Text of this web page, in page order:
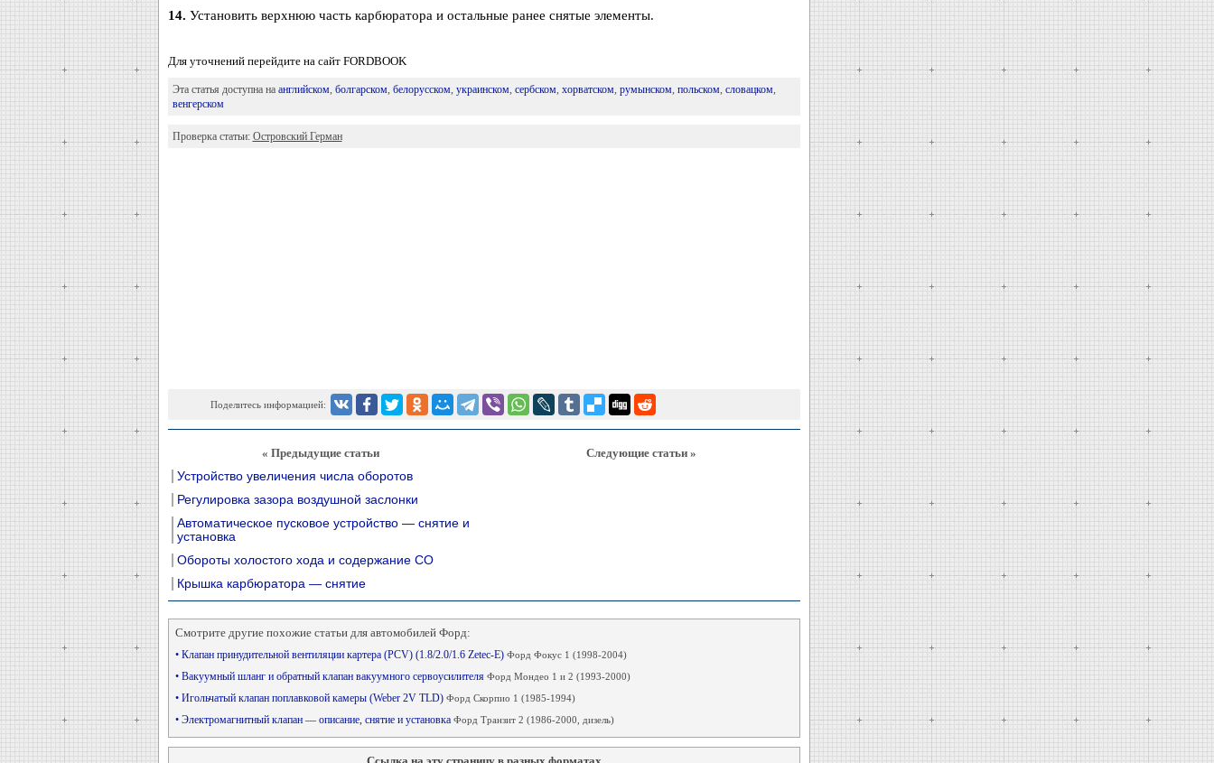
14. Установить верхнюю часть карбюратора и остальные ранее снятые элементы.
Для уточнений перейдите на сайт FORDBOOK
Эта статья доступна на английском, болгарском, белорусском, украинском, сербском, хорватском, румынском, польском, словацком,
венгерском
Проверка статьи: Островский Герман
Поделитесь информацией:
« Предыдущие статьи
Устройство увеличения числа оборотов
Регулировка зазора воздушной заслонки
Автоматическое пусковое устройство — снятие и
установка
Обороты холостого хода и содержание СО
Крышка карбюратора — снятие
Следующие статьи »
Смотрите другие похожие статьи для автомобилей Форд:
• Клапан принудительной вентиляции картера (PCV) (1.8/2.0/1.6 Zetec-E) Форд Фокус 1 (1998-2004)
• Вакуумный шланг и обратный клапан вакуумного сервоусилителя Форд Мондео 1 и 2 (1993-2000)
• Игольчатый клапан поплавковой камеры (Weber 2V TLD) Форд Скорпио 1 (1985-1994)
• Электромагнитный клапан — описание, снятие и установка Форд Транзит 2 (1986-2000, дизель)